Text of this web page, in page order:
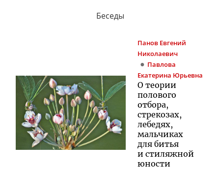
Беседы
Панов Евгений
Николаевич
Павлова
Екатерина Юрьевна
О теории
полового
отбора,
стрекозах,
лебедях,
мальчиках
для битья
и стиляжной
юности